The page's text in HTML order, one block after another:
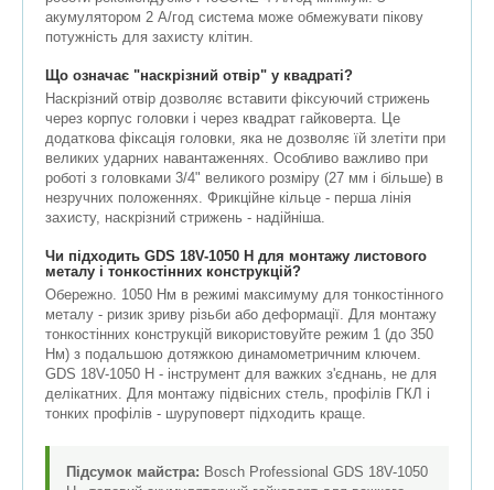
акумулятором 2 А/год система може обмежувати пікову
потужність для захисту клітин.
Що означає "наскрізний отвір" у квадраті?
Наскрізний отвір дозволяє вставити фіксуючий стрижень
через корпус головки і через квадрат гайковерта. Це
додаткова фіксація головки, яка не дозволяє їй злетіти при
великих ударних навантаженнях. Особливо важливо при
роботі з головками 3/4" великого розміру (27 мм і більше) в
незручних положеннях. Фрикційне кільце - перша лінія
захисту, наскрізний стрижень - надійніша.
Чи підходить GDS 18V-1050 H для монтажу листового
металу і тонкостінних конструкцій?
Обережно. 1050 Нм в режимі максимуму для тонкостінного
металу - ризик зриву різьби або деформації. Для монтажу
тонкостінних конструкцій використовуйте режим 1 (до 350
Нм) з подальшою дотяжкою динамометричним ключем.
GDS 18V-1050 H - інструмент для важких з'єднань, не для
делікатних. Для монтажу підвісних стель, профілів ГКЛ і
тонких профілів - шуруповерт підходить краще.
Підсумок майстра: Bosch Professional GDS 18V-1050